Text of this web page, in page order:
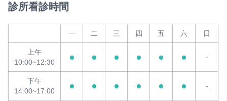
診所看診時間
一 二 三 四 五 六 日
上午
10:00~12:30
-
下午
14:00~17:00
-